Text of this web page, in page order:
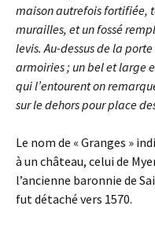
maison autrefois fortifiée,
murailles, et un fossé
levis. Au-dessus de la
armoiries ; un bel et large
qui l’entourent on
sur le dehors pour place
Le nom de « Granges »
à un château, celui de
l’ancienne baronnie de
fut détaché vers 1570.